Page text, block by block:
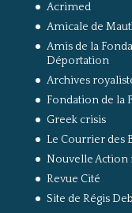
Acrimed
Amicale de
Amis de la
Déportation
Archives
Fondation de la
Greek crisis
Le Courrier des
Nouvelle Action
Revue Cité
Site de Régis